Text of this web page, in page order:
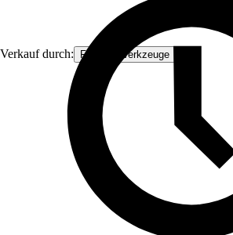
Verkauf durch: FAMEX-Werkzeuge